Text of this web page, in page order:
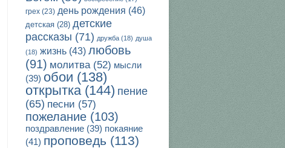
грех (23) день рождения (46)
детская (28) детские
рассказы (71) дружба (18) душа
(18) жизнь (43) любовь
(91) молитва(52) мысли
(39) обои (138)
открытка(144) пение
(65) песни (57)
пожелание (103)
поздравление (39) покаяние
(41) проповедь (113)